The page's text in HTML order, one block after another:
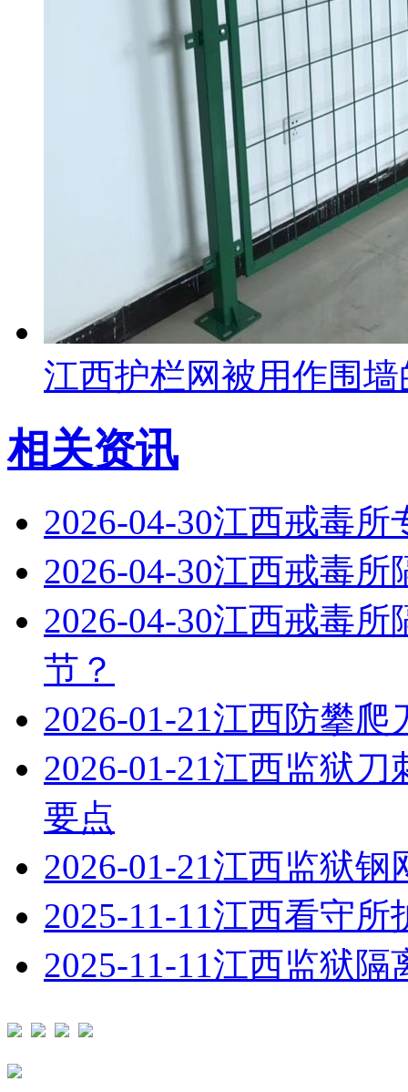
江西护栏网被用作围
相关资讯
2026-04-30江西戒毒所
2026-04-30江西戒毒所
2026-04-30江西戒毒所
节？
2026-01-21江西防攀爬
2026-01-21江西监狱刀
要点
2026-01-21江西监狱钢
2025-11-11江西看守所
2025-11-11江西监狱隔